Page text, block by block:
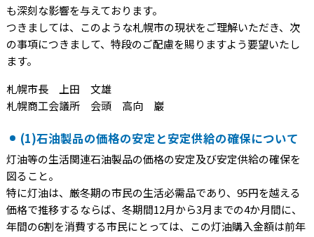
も深刻な影響を与えております。
つきましては、このような札幌市の現状をご理解いただき、次
の事項につきまして、特段のご配慮を賜りますよう要望いたし
ます。
札幌市長 上田 文雄
札幌商工会議所 会頭 高向 巖
(1)石油製品の価格の安定と安定供給の確保について
灯油等の生活関連石油製品の価格の安定及び安定供給の確保を
図ること。
特に灯油は、厳冬期の市民の生活必需品であり、95円を越える
価格で推移するならば、冬期間12月から3月までの4か月間に、
年間の6割を消費する市民にとっては、この灯油購入金額は前年